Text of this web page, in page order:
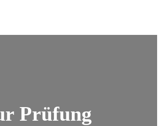
Prüfung